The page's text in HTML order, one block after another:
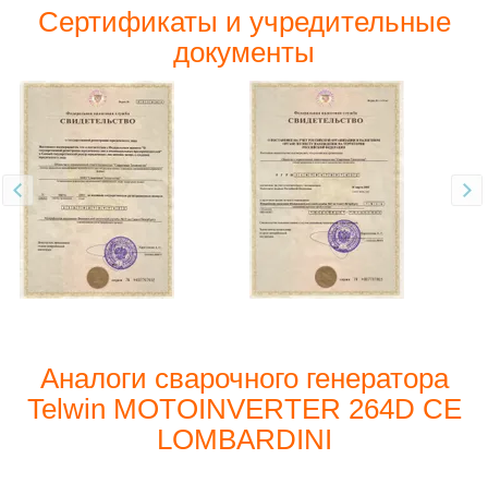
Сертификаты и учредительные
документы
Аналоги сварочного генератора
Telwin MOTOINVERTER 264D CE
LOMBARDINI